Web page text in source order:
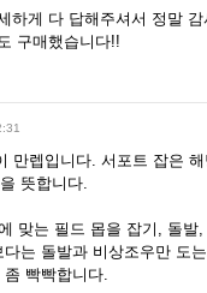
하게 다 답해주셔서 정말
구매했습니다!!
만렙입니다. 서포트 잡은
뜻합니다.
맞는 필드 몹을 잡기, 돌발
는 돌발과 비상조우만 도
빡빡합니다.